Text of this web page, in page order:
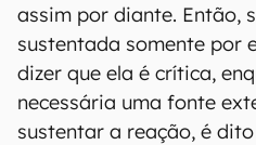
assim por diante. Então,
sustentada somente por
dizer que ela é crítica,
necessária uma fonte
sustentar a reação, é